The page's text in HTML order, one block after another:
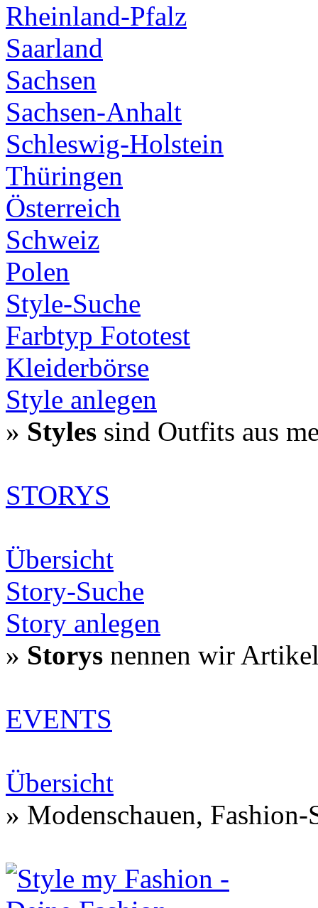
Rheinland-Pfalz
Saarland
Sachsen
Sachsen-Anhalt
Schleswig-Holstein
Thüringen
Österreich
Schweiz
Polen
Style-Suche
Farbtyp Fototest
Kleiderbörse
Style anlegen
» Styles sind Outfits aus
STORYS
Übersicht
Story-Suche
Story anlegen
» Storys nennen wir
EVENTS
Übersicht
» Modenschauen,